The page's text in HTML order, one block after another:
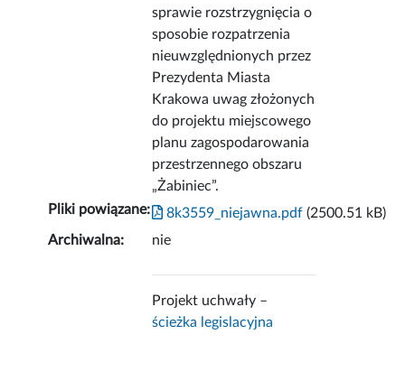
sprawie rozstrzygnięcia o
sposobie rozpatrzenia
nieuwzględnionych przez
Prezydenta Miasta
Krakowa uwag złożonych
do projektu miejscowego
planu zagospodarowania
przestrzennego obszaru
„Żabiniec”.
Pliki powiązane: 8k3559_niejawna.pdf (2500.51 kB)
Archiwalna:
nie
Projekt uchwały –
ścieżka legislacyjna